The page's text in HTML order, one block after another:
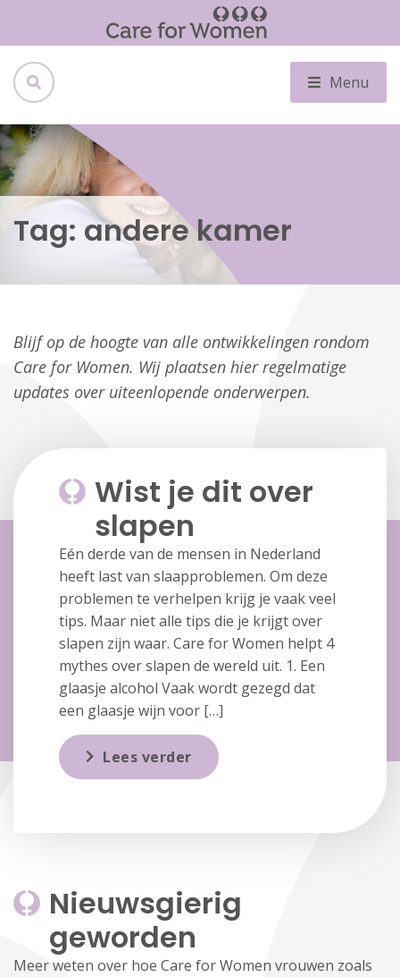
Menu
Tag: andere kamer
Blijf op de hoogte van alle ontwikkelingen rondom
Care for Women. Wij plaatsen hier regelmatige
updates over uiteenlopende onderwerpen.
Wist je dit over
slapen
Eén derde van de mensen in Nederland
heeft last van slaapproblemen. Om deze
problemen te verhelpen krijg je vaak veel
tips. Maar niet alle tips die je krijgt over
slapen zijn waar. Care for Women helpt 4
mythes over slapen de wereld uit. 1. Een
glaasje alcohol Vaak wordt gezegd dat
een glaasje wijn voor […]
Lees verder
Nieuwsgierig
geworden
Meer weten over hoe Care for Women vrouwen zoals